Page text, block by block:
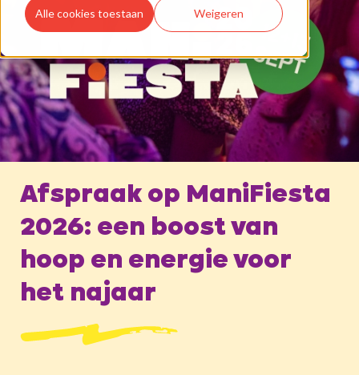
Alle cookies toestaan Weigeren
Afspraak op ManiFiesta
2026: een boost van
hoop en energie voor
het najaar